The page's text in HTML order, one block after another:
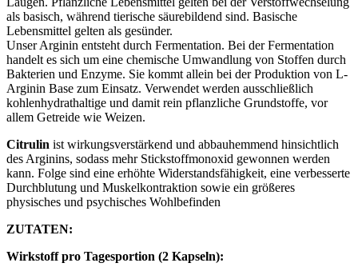
als basisch, während tierische säurebildend sind. Basische
Lebensmittel gelten als gesünder.
Unser Arginin entsteht durch Fermentation. Bei der Fermentation
handelt es sich um eine chemische Umwandlung von Stoffen durch
Bakterien und Enzyme. Sie kommt allein bei der Produktion von L-
Arginin Base zum Einsatz. Verwendet werden ausschließlich
kohlenhydrathaltige und damit rein pflanzliche Grundstoffe, vor
allem Getreide wie Weizen.
Citrulin ist wirkungsverstärkend und abbauhemmend hinsichtlich
des Arginins, sodass mehr Stickstoffmonoxid gewonnen werden
kann. Folge sind eine erhöhte Widerstandsfähigkeit, eine verbesserte
Durchblutung und Muskelkontraktion sowie ein größeres
physisches und psychisches Wohlbefinden
ZUTATEN:
Wirkstoff pro Tagesportion (2 Kapseln):